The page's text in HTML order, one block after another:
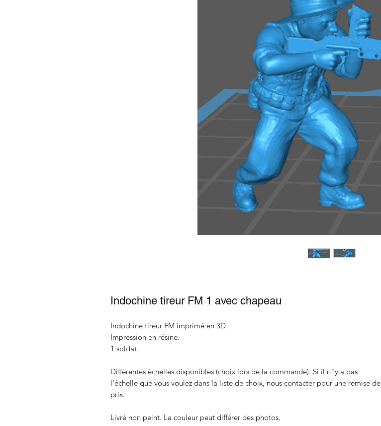
Indochine tireur FM 1 avec chapeau
Indochine tireur FM imprimé en 3D.
Impression en résine.
1 soldat.
Différentes échelles disponibles (choix lors de la commande). Si il n"y a pas
l'échelle que vous voulez dans la liste de choix, nous contacter pour une remise de
prix.
Livré non peint. La couleur peut différer des photos.